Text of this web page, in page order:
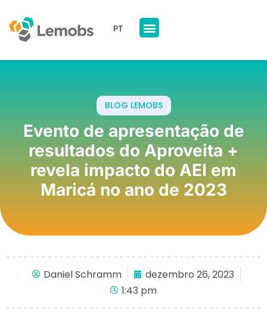
PT
BLOG LEMOBS
Evento de apresentação de
resultados do Aproveita +
revela impacto do AEI em
Maricá no ano de 2023
Daniel Schramm
dezembro 26, 2023
1:43 pm